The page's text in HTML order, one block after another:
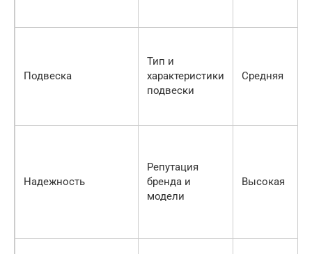
Подвеска
Тип и
характеристики
подвески
Средняя
Надежность
Репутация
бренда и
модели
Высокая